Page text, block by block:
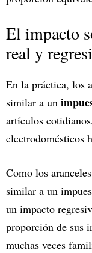
El impacto
real y
En la práctica, los
similar a un
artículos
electrodomésticos
Como los
similar a un
un impacto
proporción de sus
muchas veces